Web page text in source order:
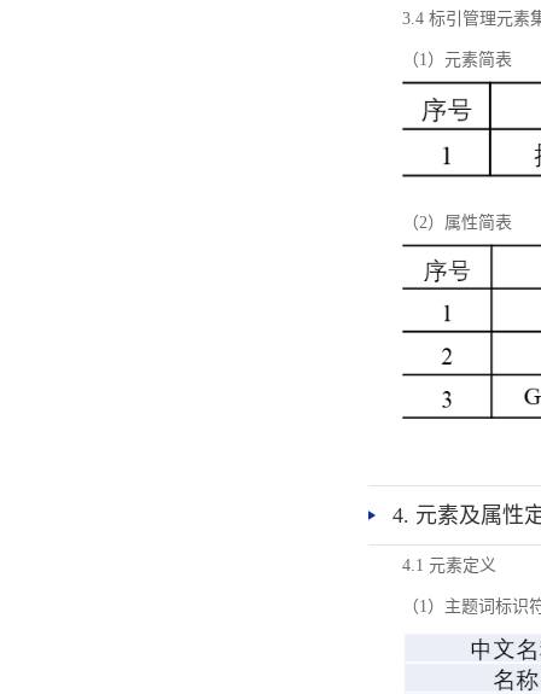
3.4 标引管理元素
（1）元素简表
（2）属性简表
4. 元素及属性
4.1 元素定义
（1）主题词标识